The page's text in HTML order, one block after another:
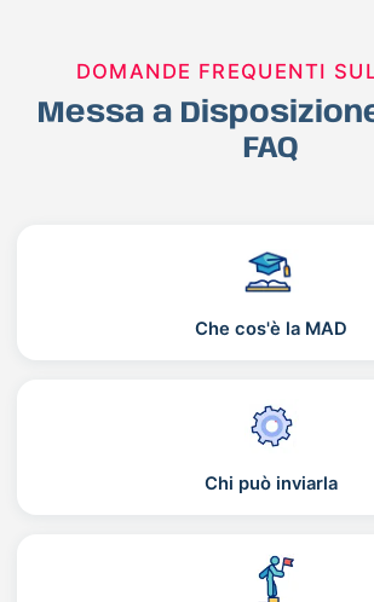
DOMANDE FREQUENTI
Messa a
FAQ
Che cos'è la MAD
Chi può inviarla